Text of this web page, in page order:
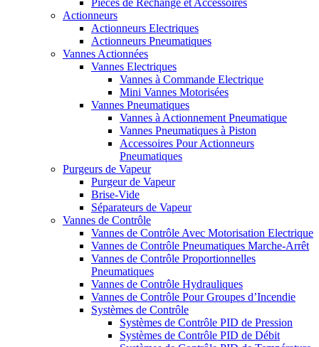
Pièces de Rechange et Accessoires
Actionneurs
Actionneurs Electriques
Actionneurs Pneumatiques
Vannes Actionnées
Vannes Electriques
Vannes à Commande Electrique
Mini Vannes Motorisées
Vannes Pneumatiques
Vannes à Actionnement Pneumatique
Vannes Pneumatiques à Piston
Accessoires Pour Actionneurs
Pneumatiques
Purgeurs de Vapeur
Purgeur de Vapeur
Brise-Vide
Séparateurs de Vapeur
Vannes de Contrôle
Vannes de Contrôle Avec Motorisation Electrique
Vannes de Contrôle Pneumatiques Marche-Arrêt
Vannes de Contrôle Proportionnelles
Pneumatiques
Vannes de Contrôle Hydrauliques
Vannes de Contrôle Pour Groupes d’Incendie
Systèmes de Contrôle
Systèmes de Contrôle PID de Pression
Systèmes de Contrôle PID de Débit